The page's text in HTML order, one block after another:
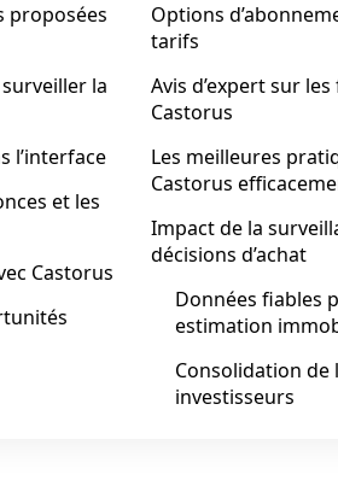
proposées
la
l’interface
et les
Castorus
Options
tarifs
Avis d’expert sur
Castorus
Les meilleures
Castorus
Impact de la
décisions d’achat
Données fiables
estimation
Consolidation de
investisseurs